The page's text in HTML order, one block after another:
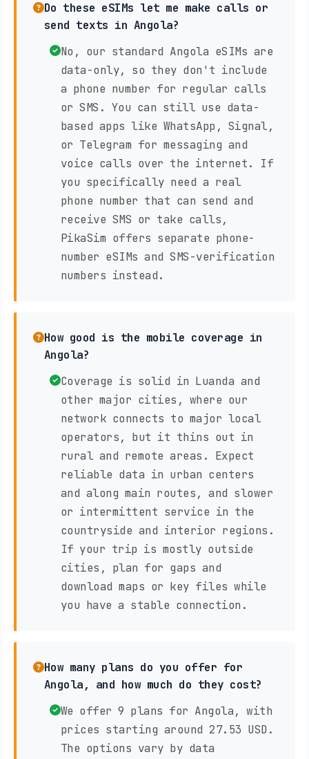
Do these eSIMs let me make calls or
send texts in Angola?
No, our standard Angola eSIMs are
data-only, so they don't include
a phone number for regular calls
or SMS. You can still use data-
based apps like WhatsApp, Signal,
or Telegram for messaging and
voice calls over the internet. If
you specifically need a real
phone number that can send and
receive SMS or take calls,
PikaSim offers separate phone-
number eSIMs and SMS-verification
numbers instead.
How good is the mobile coverage in
Angola?
Coverage is solid in Luanda and
other major cities, where our
network connects to major local
operators, but it thins out in
rural and remote areas. Expect
reliable data in urban centers
and along main routes, and slower
or intermittent service in the
countryside and interior regions.
If your trip is mostly outside
cities, plan for gaps and
download maps or key files while
you have a stable connection.
How many plans do you offer for
Angola, and how much do they cost?
We offer 9 plans for Angola, with
prices starting around 27.53 USD.
The options vary by data